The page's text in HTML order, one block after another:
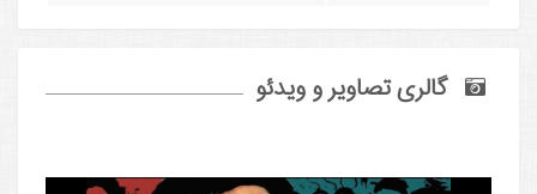
گالری تصاویر و ویدئو